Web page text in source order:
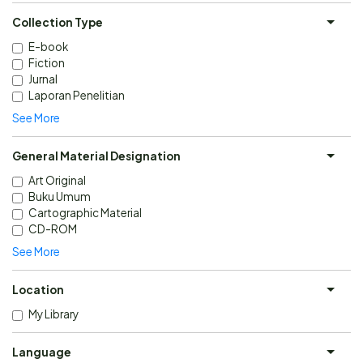
Collection Type
E-book
Fiction
Jurnal
Laporan Penelitian
See More
General Material Designation
Art Original
Buku Umum
Cartographic Material
CD-ROM
See More
Location
My Library
Language